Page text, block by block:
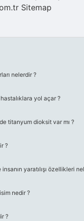
Sitemap
nelerdir ?
yol açar ?
titanyum dioksit var mı ?
?
insanın yaratılışı özellikleri
nedir ?
?